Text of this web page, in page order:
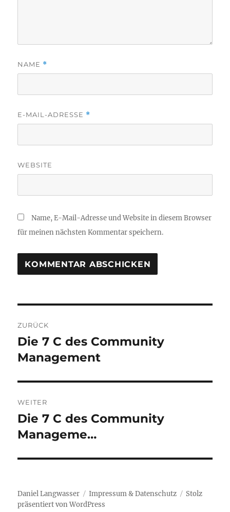
NAME *
E-MAIL-ADRESSE *
WEBSITE
Name, E-Mail-Adresse und Website in diesem Browser
für meinen nächsten Kommentar speichern.
ZURÜCK
Vorheriger
Beitrag:
Die 7 C des Community
Management
WEITER
Nächster
Beitrag:
Die 7 C des Community
Manageme…
Daniel Langwasser Impressum & Datenschutz
Stolz
präsentiert von WordPress